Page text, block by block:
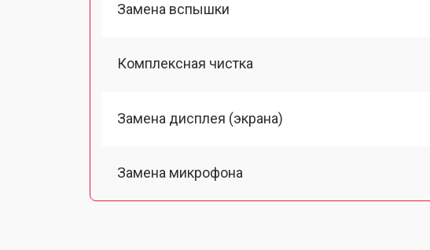
Замена вспышки
Комплексная чистка
Замена дисплея (экрана)
Замена микрофона